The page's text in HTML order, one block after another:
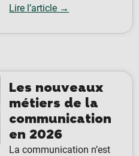
Lire l’article →
Les nouveaux
métiers de la
communication
en 2026
La communication n’est